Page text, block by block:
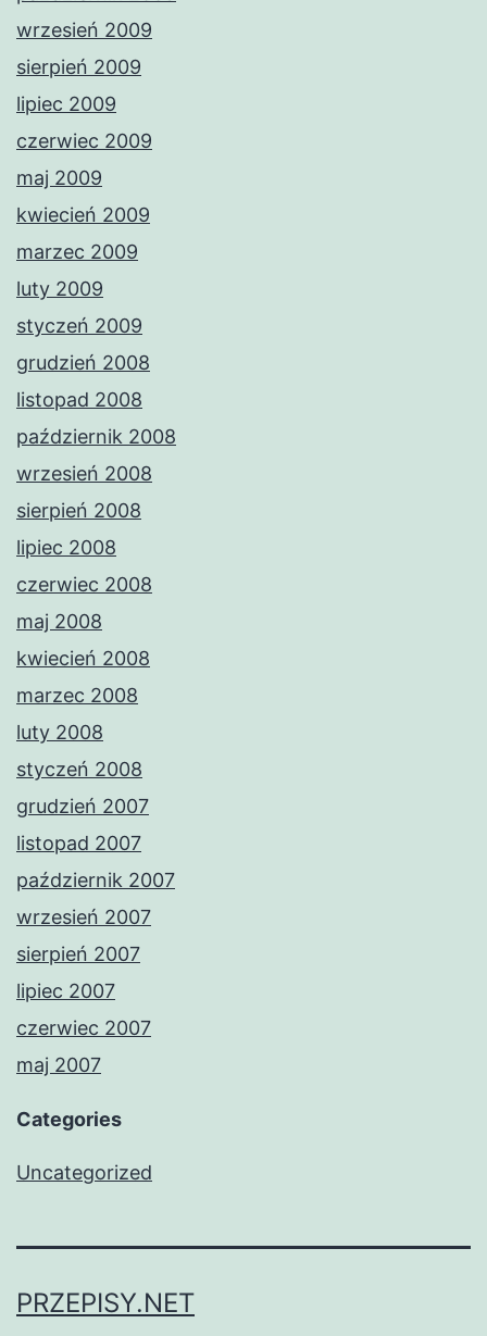
wrzesień 2009
sierpień 2009
lipiec 2009
czerwiec 2009
maj 2009
kwiecień 2009
marzec 2009
luty 2009
styczeń 2009
grudzień 2008
listopad 2008
październik 2008
wrzesień 2008
sierpień 2008
lipiec 2008
czerwiec 2008
maj 2008
kwiecień 2008
marzec 2008
luty 2008
styczeń 2008
grudzień 2007
listopad 2007
październik 2007
wrzesień 2007
sierpień 2007
lipiec 2007
czerwiec 2007
maj 2007
Categories
Uncategorized
PRZEPISY.NET